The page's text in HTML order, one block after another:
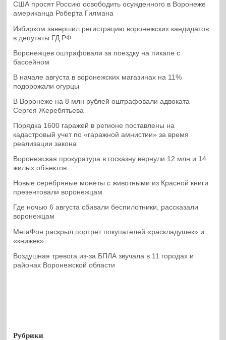
США просят Россию освободить осужденного в Воронеже
американца Роберта Гилмана
Избирком завершил регистрацию воронежских кандидатов
в депутаты ГД РФ
Воронежцев оштрафовали за поездку на пикапе с
бассейном
В начале августа в воронежских магазинах на 11%
подорожали огурцы
В Воронеже на 8 млн рублей оштрафовали адвоката
Сергея Жеребятьева
Порядка 1600 гаражей в регионе поставлены на
кадастровый учет по «гаражной амнистии» за время
реализации закона
Воронежская прокуратура в госказну вернули 12 млн и 14
жилых объектов
Новые серебряные монеты с животными из Красной книги
презентовали воронежцам
Где ночью 6 августа сбивали беспилотники, рассказали
воронежцам
МегаФон раскрыл портрет покупателей «раскладушек» и
«книжек»
Воздушная тревога из-за БПЛА звучала в 11 городах и
районах Воронежской области
Рубрики